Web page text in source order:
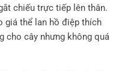
chiếu trực tiếp lên thân.
giá thể lan hồ điệp thích
cho cây nhưng không quá